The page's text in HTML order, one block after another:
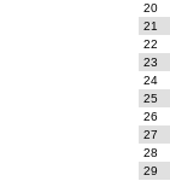
20
21
22
23
24
25
26
27
28
29